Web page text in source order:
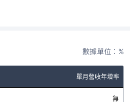
數據單位：%
單月營收年增率
無